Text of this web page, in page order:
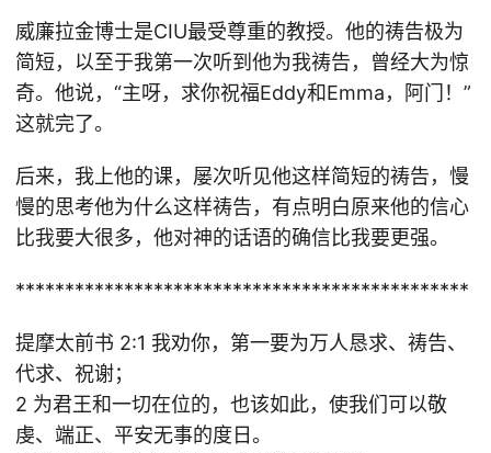
威廉拉金博士是CIU最受尊重的教授。他的祷告极为
简短，以至于我第一次听到他为我祷告，曾经大为惊
奇。他说，“主呀，求你祝福Eddy和Emma，阿门！”
这就完了。
后来，我上他的课，屡次听见他这样简短的祷告，慢
慢的思考他为什么这样祷告，有点明白原来他的信心
比我要大很多，他对神的话语的确信比我要更强。
**********************************************
提摩太前书 2:1 我劝你，第一要为万人恳求、祷告、
代求、祝谢；
2 为君王和一切在位的，也该如此，使我们可以敬
虔、端正、平安无事的度日。